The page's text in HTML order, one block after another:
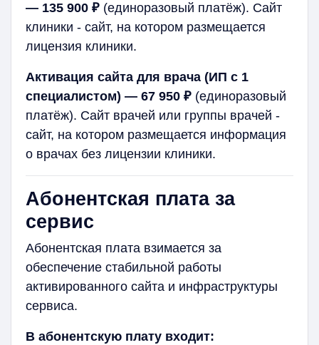
— 135 900 ₽ (единоразовый платёж). Сайт
клиники - сайт, на котором размещается
лицензия клиники.
Активация сайта для врача (ИП с 1
специалистом) — 67 950 ₽ (единоразовый
платёж). Сайт врачей или группы врачей -
сайт, на котором размещается информация
о врачах без лицензии клиники.
Абонентская плата за
сервис
Абонентская плата взимается за
обеспечение стабильной работы
активированного сайта и инфраструктуры
сервиса.
В абонентскую плату входит: